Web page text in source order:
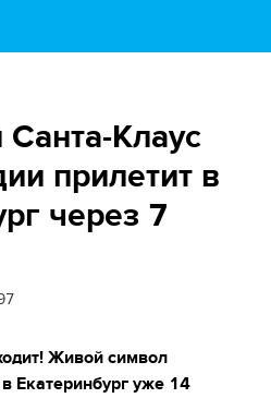
Клаус
прилетит в
через 7
Живой символ
Екатеринбург уже 14